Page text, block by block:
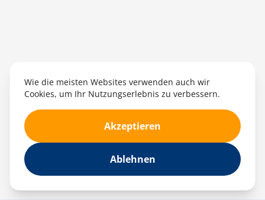
Wie die meisten Websites verwenden auch wir
Cookies, um Ihr Nutzungserlebnis zu verbessern.
Akzeptieren
Ablehnen